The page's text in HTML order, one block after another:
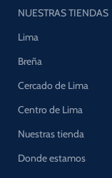
NUESTRAS TIENDAS
Lima
Breña
Cercado de Lima
Centro de Lima
Nuestras tienda
Donde estamos